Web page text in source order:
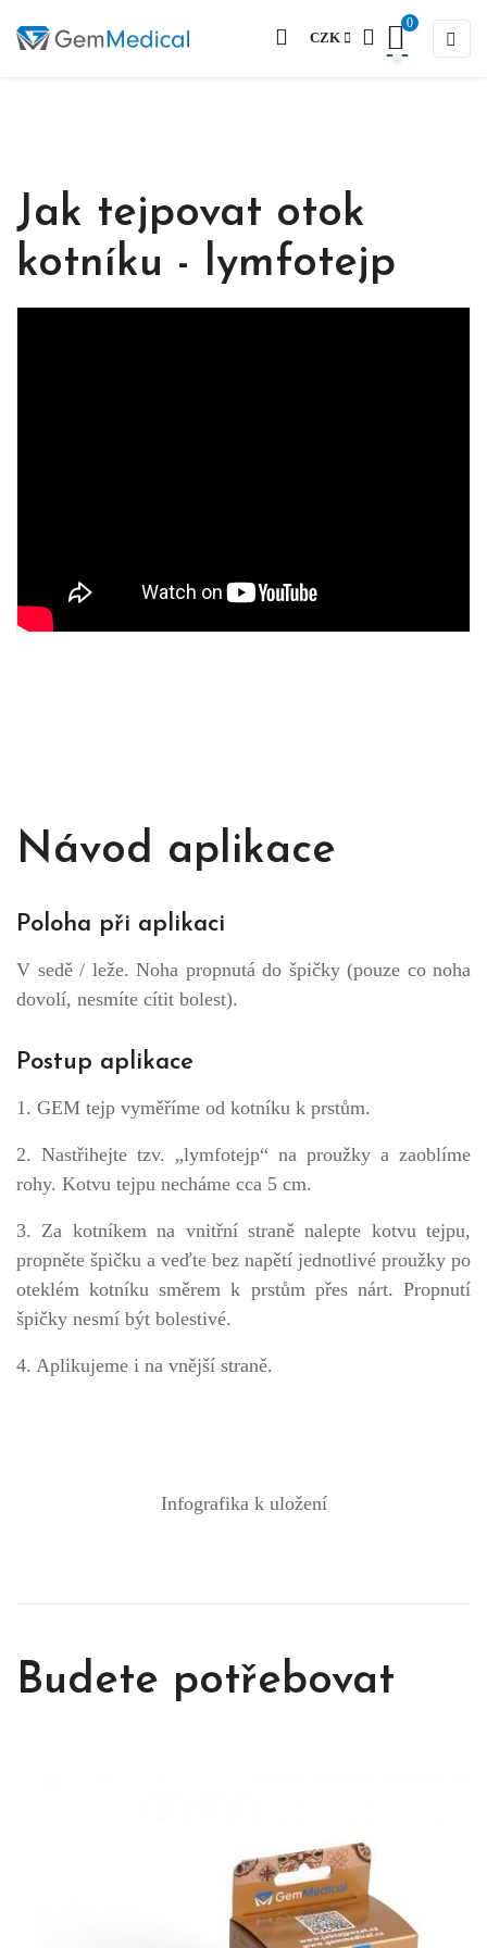
☰
CZK
0
Jak tejpovat otok
kotníku - lymfotejp
Návod aplikace
Poloha při aplikaci
V sedě / leže. Noha propnutá do špičky (pouze co noha
dovolí, nesmíte cítit bolest).
Postup aplikace
1. GEM tejp vyměříme od kotníku k prstům.
2. Nastřihejte tzv. „lymfotejp“ na proužky a zaoblíme
rohy. Kotvu tejpu necháme cca 5 cm.
3. Za kotníkem na vnitřní straně nalepte kotvu tejpu,
propněte špičku a veďte bez napětí jednotlivé proužky po
oteklém kotníku směrem k prstům přes nárt. Propnutí
špičky nesmí být bolestivé.
4. Aplikujeme i na vnější straně.
Infografika k uložení
Budete potřebovat